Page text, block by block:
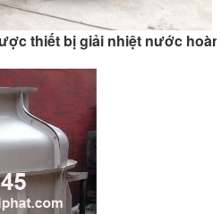
thiết bị giải nhiệt nước